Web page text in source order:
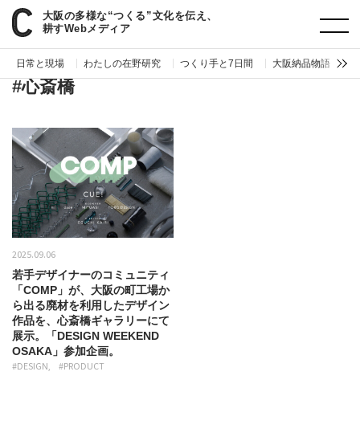
大阪の多様な“つくる”文化を伝え、
耕すWebメディア
日常と現場 わたしの在野研究 つくり手と7日間 大阪納品物語
paperC タグ 心斎橋
#心斎橋
2025.09.06
若手デザイナーのコミュニティ
「COMP」が、大阪の町工場か
ら出る廃材を利用したデザイン
作品を、心斎橋ギャラリーにて
展示。「DESIGN WEEKEND
OSAKA」参加企画。
#DESIGN #PRODUCT